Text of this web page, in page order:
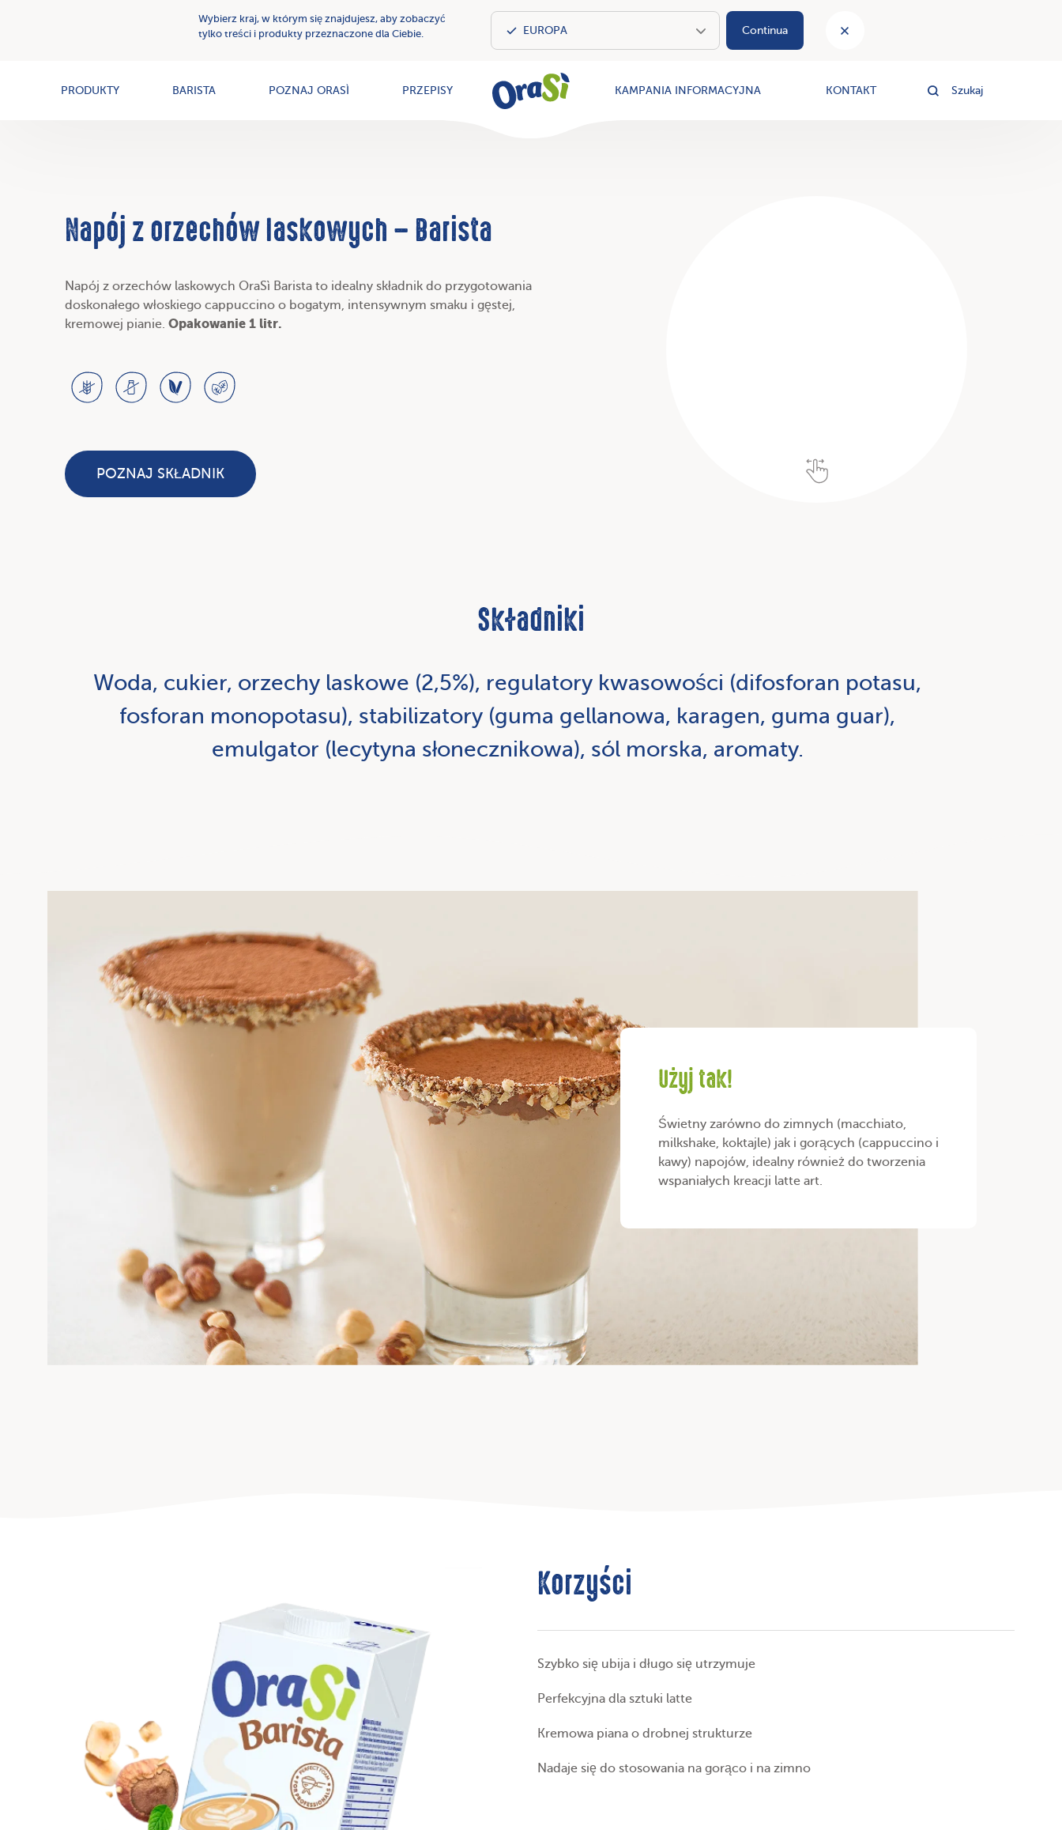
Wybierz kraj, w którym się znajdujesz, aby zobaczyć
tylko treści i produkty przeznaczone dla Ciebie.
Continua
OraSì Vegetale
PRODUKTY BARISTA POZNAJ ORASÌ PRZEPISY KAMPANIA INFORMACYJNA KONTAKT Szukaj
Napój z orzechów laskowych – Barista
Napój z orzechów laskowych OraSì Barista to idealny składnik do przygotowania
doskonałego włoskiego cappuccino o bogatym, intensywnym smaku i gęstej,
kremowej pianie. Opakowanie 1 litr.
POZNAJ SKŁADNIK
Składniki
Woda, cukier, orzechy laskowe (2,5%), regulatory kwasowości (difosforan potasu,
fosforan monopotasu), stabilizatory (guma gellanowa, karagen, guma guar),
emulgator (lecytyna słonecznikowa), sól morska, aromaty.
Użyj tak!
Świetny zarówno do zimnych (macchiato,
milkshake, koktajle) jak i gorących (cappuccino i
kawy) napojów, idealny również do tworzenia
wspaniałych kreacji latte art.
Korzyści
Szybko się ubija i długo się utrzymuje
Perfekcyjna dla sztuki latte
Kremowa piana o drobnej strukturze
Nadaje się do stosowania na gorąco i na zimno